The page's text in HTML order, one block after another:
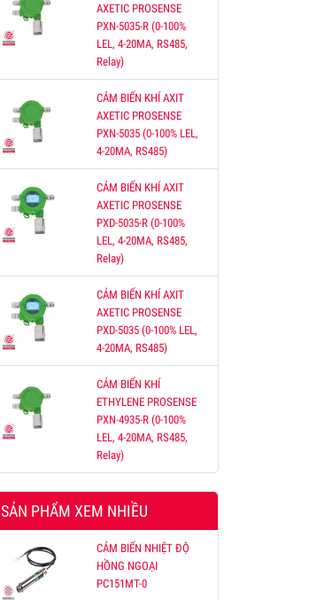
AXETIC PROSENSE
PXN-5035-R (0-100%
LEL, 4-20MA, RS485,
Relay)
CẢM BIẾN KHÍ AXIT
AXETIC PROSENSE
PXN-5035 (0-100% LEL,
4-20MA, RS485)
CẢM BIẾN KHÍ AXIT
AXETIC PROSENSE
PXD-5035-R (0-100%
LEL, 4-20MA, RS485,
Relay)
CẢM BIẾN KHÍ AXIT
AXETIC PROSENSE
PXD-5035 (0-100% LEL,
4-20MA, RS485)
CẢM BIẾN KHÍ
ETHYLENE PROSENSE
PXN-4935-R (0-100%
LEL, 4-20MA, RS485,
Relay)
SẢN PHẨM XEM NHIỀU
CẢM BIẾN NHIỆT ĐỘ
HỒNG NGOẠI
PC151MT-0